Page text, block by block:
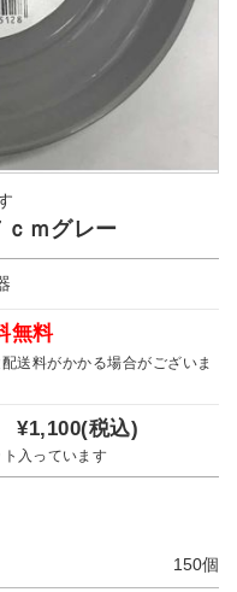
ｍグレー
無料
送料がかかる場合がございま
¥1,100(税込)
ト入っています
150個